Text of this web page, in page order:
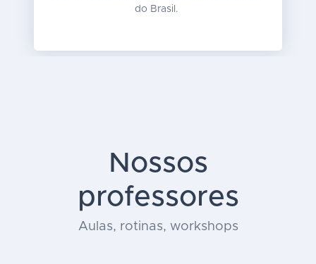
do Brasil.
Nossos
professores
Aulas, rotinas, workshops